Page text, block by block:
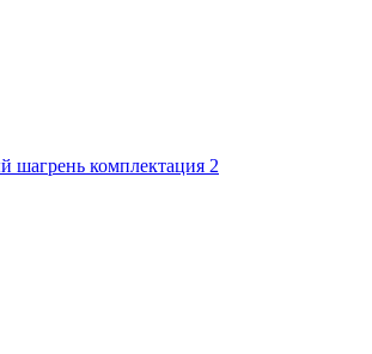
шагрень комплектация 2